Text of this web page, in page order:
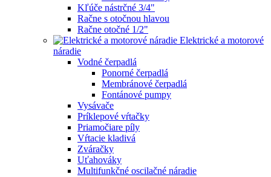
Kľúče nástrčné 3/4"
Račne s otočnou hlavou
Račne otočné 1/2"
Elektrické a motorové
náradie
Vodné čerpadlá
Ponorné čerpadlá
Membránové čerpadlá
Fontánové pumpy
Vysávače
Príklepové vŕtačky
Priamočiare píly
Vŕtacie kladivá
Zváračky
Uťahováky
Multifunkčné oscilačné náradie